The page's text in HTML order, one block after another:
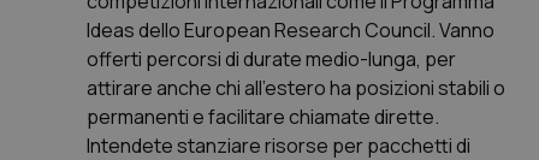
Ideas dello European Research Council. Vanno
offerti percorsi di durate medio-lunga, per
attirare anche chi all'estero ha posizioni stabili o
permanenti e facilitare chiamate dirette.
Intendete stanziare risorse per pacchetti di
Necessari Statistici